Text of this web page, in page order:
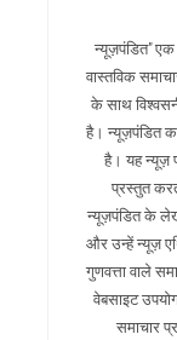
न्यूज़पंडित" एक
वास्तविक
के साथ
है। न्यूज़पंडित
है। यह न्यूज़
प्रस्तुत
न्यूज़पंडित के
और उन्हें न्यूज़
गुणवत्ता वाले
वेबसाइट
समाचार